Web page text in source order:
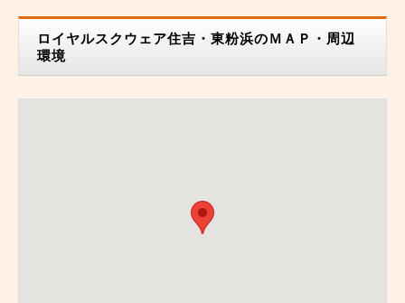
ロイヤルスクウェア住吉・東粉浜のＭＡＰ・周辺
環境